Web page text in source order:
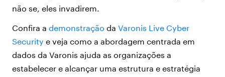
não se, eles invadirem.
Confira a demonstração da Varonis Live Cyber ​​
Security e veja como a abordagem centrada em
dados da Varonis ajuda as organizações a
estabelecer e alcançar uma estrutura e estratégia